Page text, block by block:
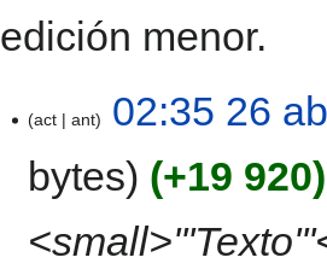
edición menor.
act ant
02:35 26
bytes
+19 920